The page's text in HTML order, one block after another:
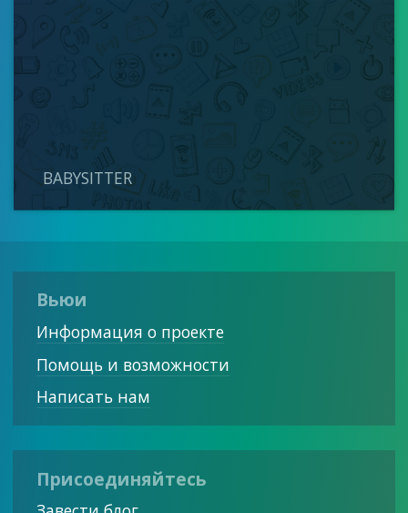
BABYSITTER
Вьюи
Информация о проекте
Помощь и возможности
Написать нам
Присоединяйтесь